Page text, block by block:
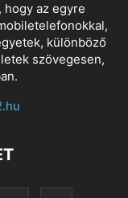
az egyre
különböző
szövegesen,